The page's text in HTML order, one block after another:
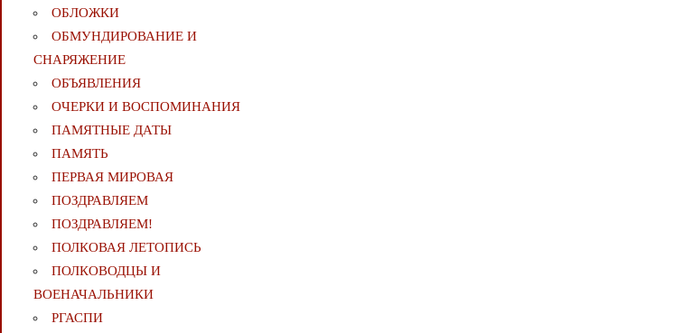
ОБЛОЖКИ
ОБМУНДИРОВАНИЕ И
СНАРЯЖЕНИЕ
ОБЪЯВЛЕНИЯ
ОЧЕРКИ И ВОСПОМИНАНИЯ
ПАМЯТНЫЕ ДАТЫ
ПАМЯТЬ
ПЕРВАЯ МИРОВАЯ
ПОЗДРАВЛЯЕМ
ПОЗДРАВЛЯЕМ!
ПОЛКОВАЯ ЛЕТОПИСЬ
ПОЛКОВОДЦЫ И
ВОЕНАЧАЛЬНИКИ
РГАСПИ